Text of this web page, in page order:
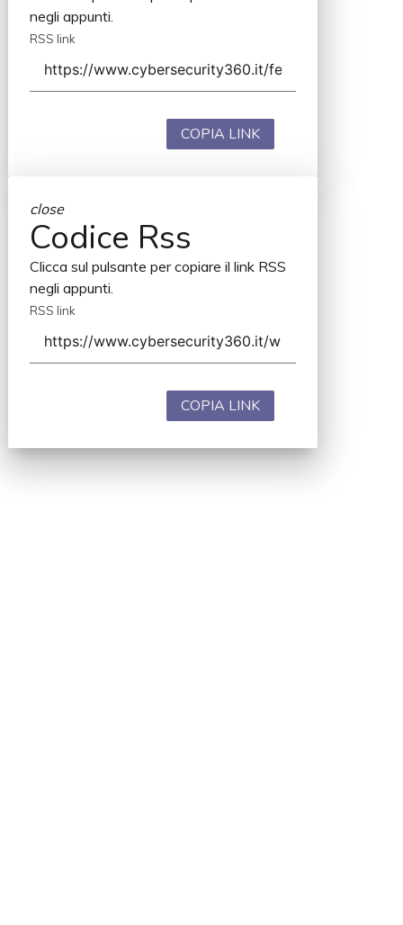
negli appunti.
RSS link
COPIA LINK
close
Codice Rss
Clicca sul pulsante per copiare il link RSS
negli appunti.
RSS link
COPIA LINK